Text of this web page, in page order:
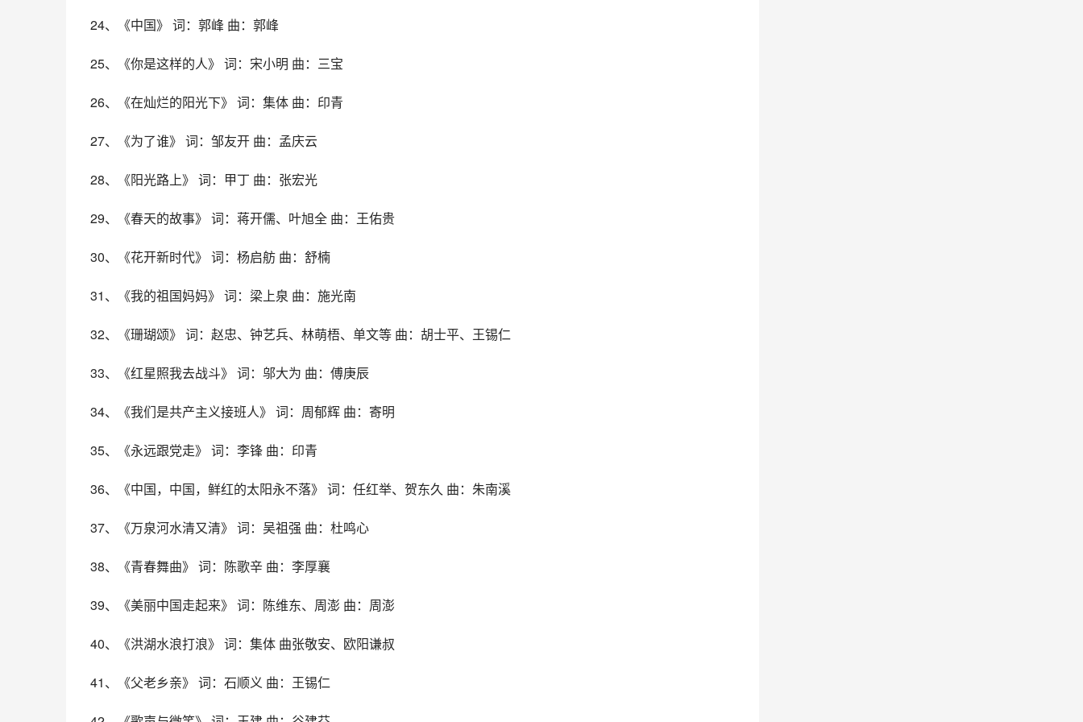
24、《中国》 词：郭峰 曲：郭峰
25、《你是这样的人》 词：宋小明 曲：三宝
26、《在灿烂的阳光下》 词：集体 曲：印青
27、《为了谁》 词：邹友开 曲：孟庆云
28、《阳光路上》 词：甲丁 曲：张宏光
29、《春天的故事》 词：蒋开儒、叶旭全 曲：王佑贵
30、《花开新时代》 词：杨启舫 曲：舒楠
31、《我的祖国妈妈》 词：梁上泉 曲：施光南
32、《珊瑚颂》 词：赵忠、钟艺兵、林萌梧、单文等 曲：胡士平、王锡仁
33、《红星照我去战斗》 词：邬大为 曲：傅庚辰
34、《我们是共产主义接班人》 词：周郁辉 曲：寄明
35、《永远跟党走》 词：李锋 曲：印青
36、《中国，中国，鲜红的太阳永不落》 词：任红举、贺东久 曲：朱南溪
37、《万泉河水清又清》 词：吴祖强 曲：杜鸣心
38、《青春舞曲》 词：陈歌辛 曲：李厚襄
39、《美丽中国走起来》 词：陈维东、周澎 曲：周澎
40、《洪湖水浪打浪》 词：集体 曲张敬安、欧阳谦叔
41、《父老乡亲》 词：石顺义 曲：王锡仁